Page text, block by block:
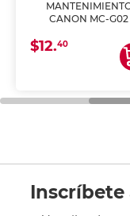
CANON MC-G02
$12.40